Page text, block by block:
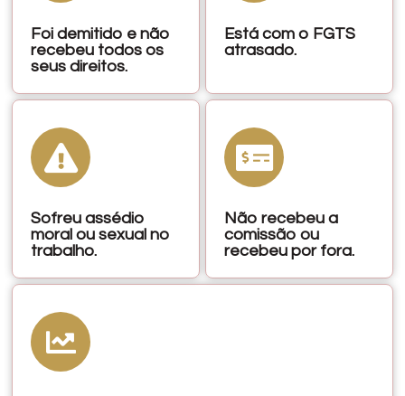
Foi demitido e não
recebeu todos os
seus direitos.
Está com o FGTS
atrasado.
Sofreu assédio
moral ou sexual no
trabalho.
Não recebeu a
comissão ou
recebeu por fora.